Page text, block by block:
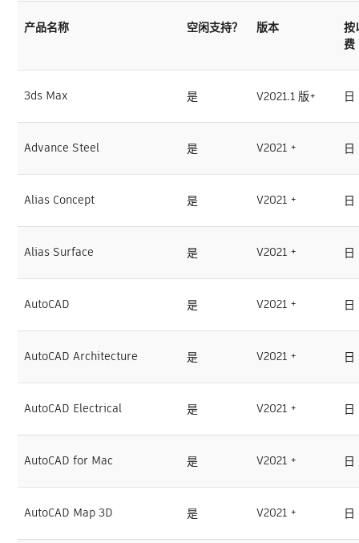
产品名称 空闲支持？ 版本
按
费
3ds Max 是 V2021.1 版+ 日
Advance Steel 是 V2021 + 日
Alias Concept 是 V2021 + 日
Alias Surface 是 V2021 + 日
AutoCAD 是 V2021 + 日
AutoCAD Architecture 是 V2021 + 日
AutoCAD Electrical 是 V2021 + 日
AutoCAD for Mac 是 V2021 + 日
AutoCAD Map 3D 是 V2021 + 日